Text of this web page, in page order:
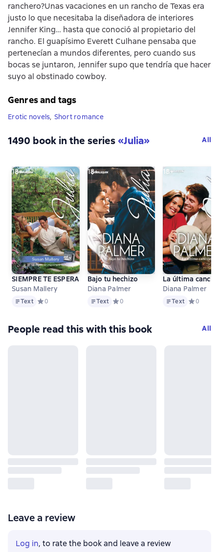
ranchero?Unas vacaciones en un rancho de Texas era
justo lo que necesitaba la diseñadora de interiores
Jennifer King… hasta que conoció al propietario del
rancho. El guapísimo Everett Culhane pensaba que
pertenecían a mundos diferentes, pero cuando sus
bocas se juntaron, Jennifer supo que tendría que hacer
suyo al obstinado cowboy.
Genres and tags
Erotic novels, Short romance
1490 book in the series«Julia» All
18+
SIEMPRE TE ESPERARE
Susan Mallery
TextText Средний рейтинг 0 на основе 0 оценок
0
18+
Bajo tu hechizo
Diana Palmer
TextText Средний рейтинг 0 на основе 0
0
18+
La última
Diana Palmer
TextText Средний
0
People read this with this book All
Leave a review
Log in, to rate the book and leave a review